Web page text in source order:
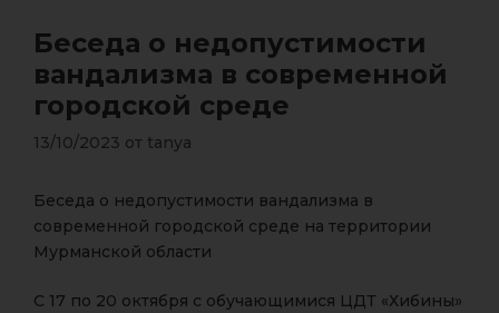
Беседа о недопустимости
вандализма в современной
городской среде
13/10/2023 от tanya
Беседа о недопустимости вандализма в
современной городской среде на территории
Мурманской области
С 17 по 20 октября с обучающимися ЦДТ «Хибины»